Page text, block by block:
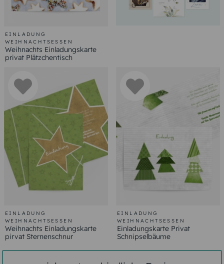
EINLADUNG
WEIHNACHTSESSEN
Weihnachts Einladungskarte
privat Plätzchentisch
EINLADUNG
WEIHNACHTSESSEN
Weihnachts Einladungskarte
pirvat Sternenschnur
EINLADUNG
WEIHNACHTSESSEN
Einladungskarte Privat
Schnipselbäume